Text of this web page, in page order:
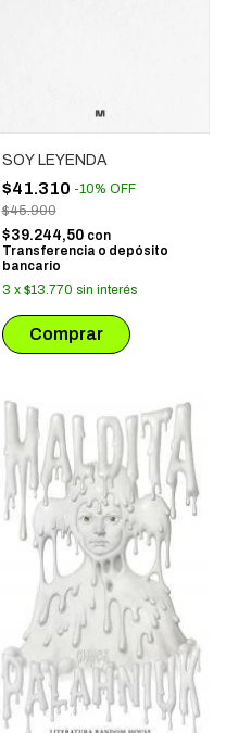
SOY LEYENDA
$41.310 -10% OFF
$45.900
$39.244,50 con
Transferencia o depósito
bancario
3 x $13.770 sin interés